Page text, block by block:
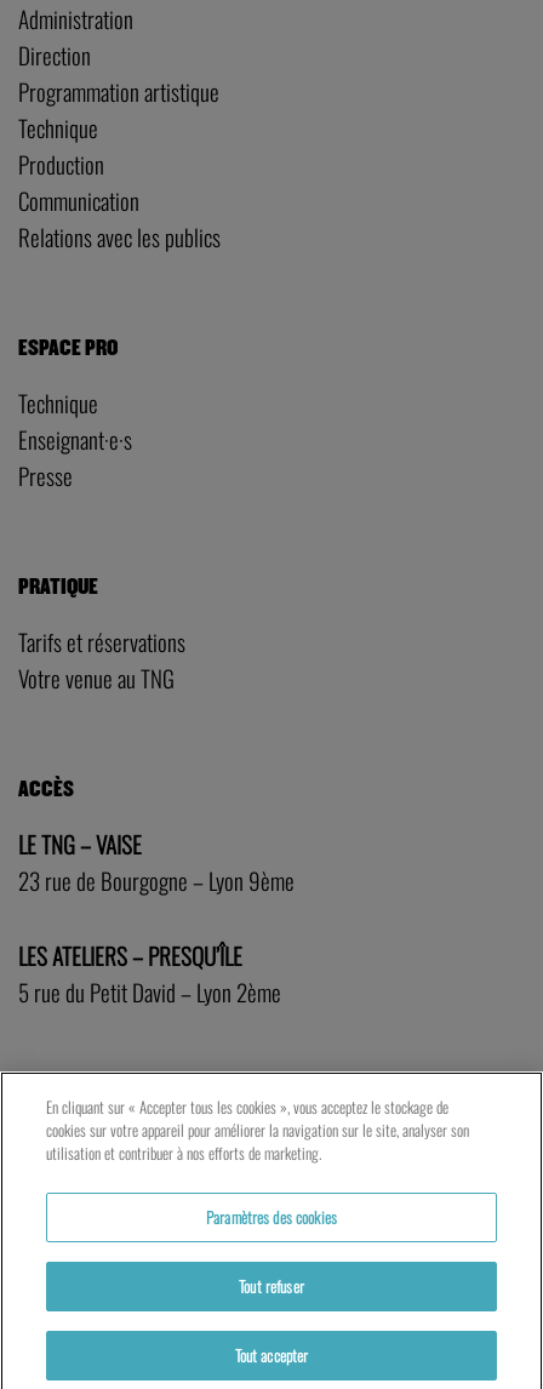
Administration
Direction
Programmation artistique
Technique
Production
Communication
Relations avec les publics
ESPACE PRO
Technique
Enseignant·e·s
Presse
PRATIQUE
Tarifs et réservations
Votre venue au TNG
ACCÈS
LE TNG – VAISE
23 rue de Bourgogne – Lyon 9ème
LES ATELIERS – PRESQU’ÎLE
5 rue du Petit David – Lyon 2ème
Mentions légales
En cliquant sur « Accepter tous les cookies », vous acceptez le stockage de
cookies sur votre appareil pour améliorer la navigation sur le site, analyser son
utilisation et contribuer à nos efforts de marketing.
Paramètres des cookies
Tout refuser
Tout accepter